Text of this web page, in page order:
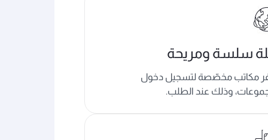
سلسة ومريحة
مكاتب مخصّصة لتسجيل دخول
وذلك عند الطلب.